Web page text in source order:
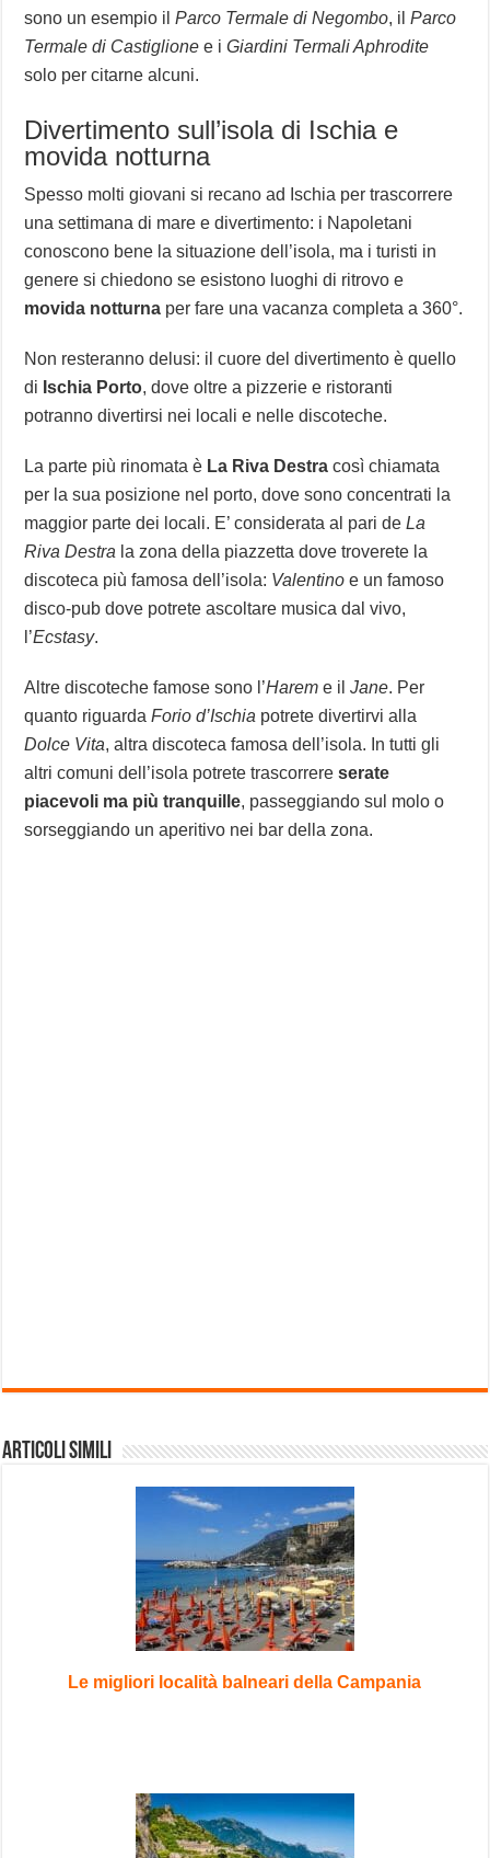
sono un esempio ilParco Termale di Negombo, ilParco
Termale di Castiglione e iGiardini Termali Aphrodite
solo per citarne alcuni.
Divertimento sull’isola di Ischia e
movida notturna
Spesso molti giovani si recano ad Ischia per trascorrere
una settimana di mare e divertimento: i Napoletani
conoscono bene la situazione dell’isola, ma i turisti in
genere si chiedono se esistono luoghi di ritrovo e
movida notturna per fare una vacanza completa a 360°.
Non resteranno delusi: il cuore del divertimento è quello
di Ischia Porto, dove oltre a pizzerie e ristoranti
potranno divertirsi nei locali e nelle discoteche.
La parte più rinomata è La Riva Destra così chiamata
per la sua posizione nel porto, dove sono concentrati la
maggior parte dei locali. E’ considerata al pari deLa
Riva Destra la zona della piazzetta dove troverete la
discoteca più famosa dell’isola: Valentino e un famoso
disco-pub dove potrete ascoltare musica dal vivo,
l’Ecstasy.
Altre discoteche famose sono l’Harem e ilJane. Per
quanto riguardaForio d’Ischia potrete divertirvi alla
Dolce Vita, altra discoteca famosa dell’isola. In tutti gli
altri comuni dell’isola potrete trascorrere serate
piacevoli ma più tranquille, passeggiando sul molo o
sorseggiando un aperitivo nei bar della zona.
Articoli Simili
Le migliori località balneari della Campania